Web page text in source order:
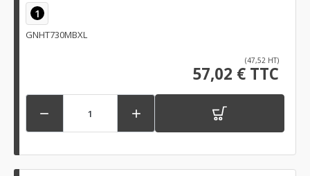
1
GNHT730MBXL
(47,52 HT)
57,02 € TTC
 